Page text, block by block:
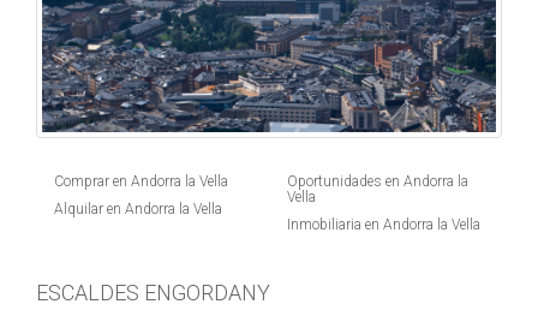
Comprar en Andorra la Vella
Alquilar en Andorra la Vella
Oportunidades en Andorra la
Vella
Inmobiliaria en Andorra la Vella
ESCALDES ENGORDANY